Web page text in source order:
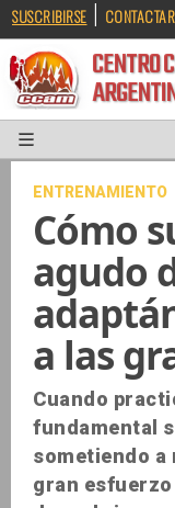
SUSCRIBIRSE | CONTACTAR
ENTRENAMIENTO
Cómo
agudo
a las
Cuando
fundamental
sometiendo a
gran